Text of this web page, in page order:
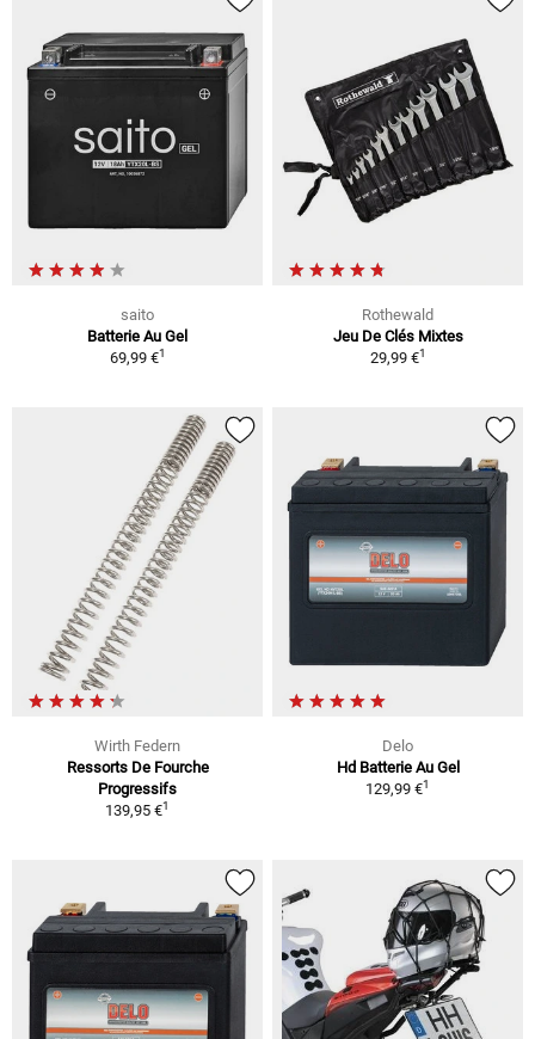
saito
Batterie Au Gel
69,99 €1
Rothewald
Jeu De Clés Mixtes
29,99 €1
Wirth Federn
Ressorts De Fourche
Progressifs
139,95 €1
Delo
Hd Batterie Au Gel
129,99 €1